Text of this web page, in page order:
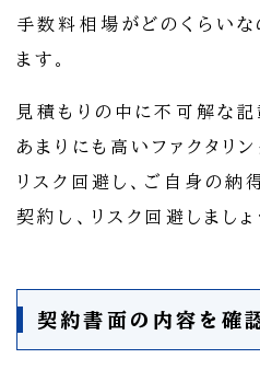
手数料相場がどのくらいな
ます。
見積もりの中に不可解な
あまりにも高いファクタリ
リスク回避し、ご自身の納
契約し、リスク回避しましょ
契約書面の内容を確